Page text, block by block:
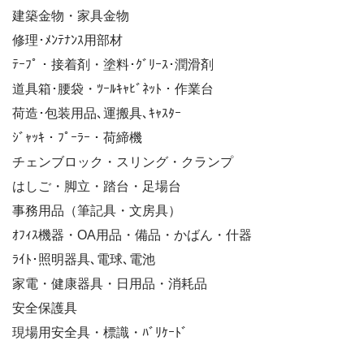
建築金物・家具金物
修理･ﾒﾝﾃﾅﾝｽ用部材
ﾃｰﾌﾟ・接着剤・塗料･ｸﾞﾘｰｽ･潤滑剤
道具箱･腰袋・ﾂｰﾙｷｬﾋﾞﾈｯﾄ・作業台
荷造･包装用品､運搬具､ｷｬｽﾀｰ
ｼﾞｬｯｷ・ﾌﾟｰﾗｰ・荷締機
チェンブロック・スリング・クランプ
はしご・脚立・踏台・足場台
事務用品（筆記具・文房具）
ｵﾌｨｽ機器・OA用品・備品・かばん・什器
ﾗｲﾄ･照明器具､電球､電池
家電・健康器具・日用品・消耗品
安全保護具
現場用安全具・標識・ﾊﾞﾘｹｰﾄﾞ